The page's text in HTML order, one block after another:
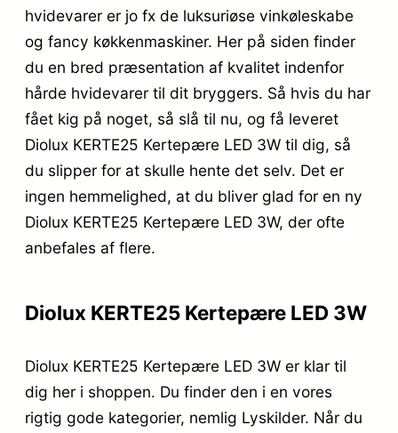
hvidevarer er jo fx de luksuriøse vinkøleskabe
og fancy køkkenmaskiner. Her på siden finder
du en bred præsentation af kvalitet indenfor
hårde hvidevarer til dit bryggers. Så hvis du har
fået kig på noget, så slå til nu, og få leveret
Diolux KERTE25 Kertepære LED 3W til dig, så
du slipper for at skulle hente det selv. Det er
ingen hemmelighed, at du bliver glad for en ny
Diolux KERTE25 Kertepære LED 3W, der ofte
anbefales af flere.
Diolux KERTE25 Kertepære LED 3W
Diolux KERTE25 Kertepære LED 3W er klar til
dig her i shoppen. Du finder den i en vores
rigtig gode kategorier, nemlig Lyskilder. Når du